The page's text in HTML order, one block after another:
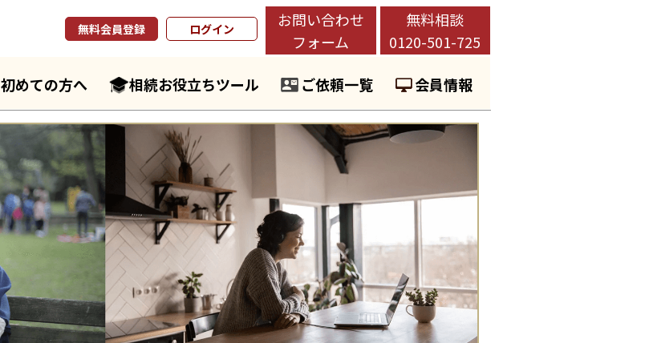
無料会員登録 ログイン
お問い合わせ
フォーム
無料相談
0120-501-725
初めての方へ 相続お役立ちツール ご依頼一覧 会員情報